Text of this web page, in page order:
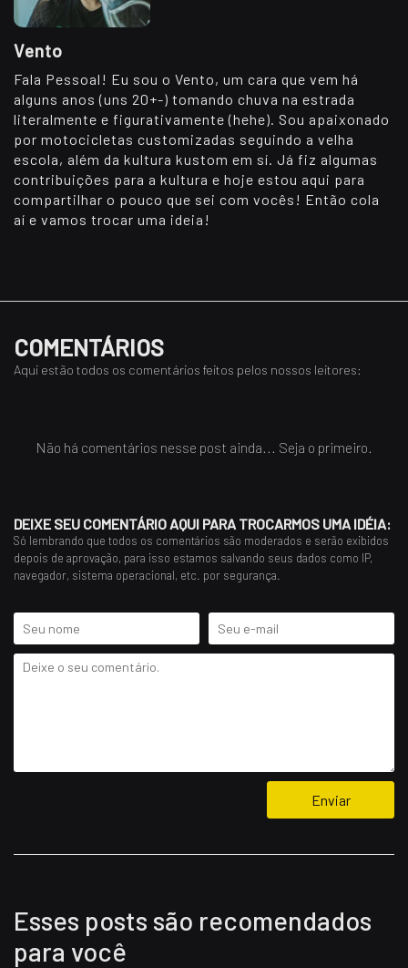
Vento
Fala Pessoal! Eu sou o Vento, um cara que vem há
alguns anos (uns 20+-) tomando chuva na estrada
literalmente e figurativamente (hehe). Sou apaixonado
por motocicletas customizadas seguindo a velha
escola, além da kultura kustom em sí. Já fiz algumas
contribuições para a kultura e hoje estou aqui para
compartilhar o pouco que sei com vocês! Então cola
aí e vamos trocar uma ideia!
COMENTÁRIOS
Aqui estão todos os comentários feitos pelos nossos leitores:
Não há comentários nesse post ainda... Seja o primeiro.
DEIXE SEU COMENTÁRIO AQUI PARA TROCARMOS UMA IDÉIA:
Só lembrando que todos os comentários são moderados e serão exibidos
depois de aprovação, para isso estamos salvando seus dados como IP,
navegador, sistema operacional, etc. por segurança.
Enviar
Esses posts são recomendados
para você